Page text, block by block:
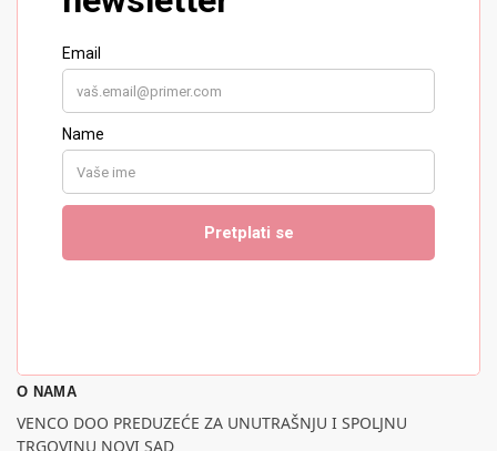
O NAMA
VENCO DOO PREDUZEĆE ZA UNUTRAŠNJU I SPOLJNU
TRGOVINU NOVI SAD